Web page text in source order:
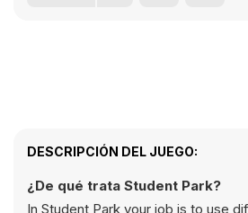
DESCRIPCIÓN DEL JUEGO:
¿De qué trata Student Park?
In Student Park your job is to use